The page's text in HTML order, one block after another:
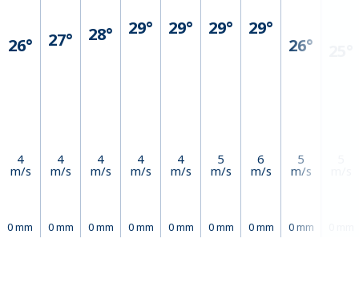
26°
4
m/s
0 mm
27°
4
m/s
0 mm
28°
4
m/s
0 mm
29°
4
m/s
0 mm
29°
4
m/s
0 mm
29°
5
m/s
0 mm
29°
6
m/s
0 mm
26°
5
m/s
0 mm